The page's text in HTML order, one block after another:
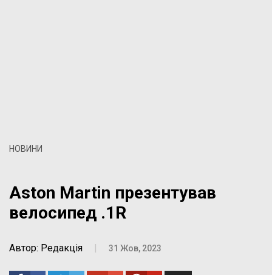
НОВИНИ
Aston Martin презентував
велосипед .1R
Автор: Редакція | 31 Жов, 2023